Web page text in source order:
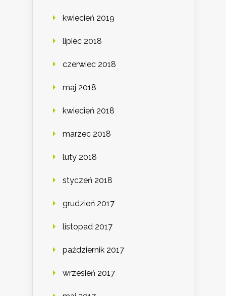
kwiecień 2019
lipiec 2018
czerwiec 2018
maj 2018
kwiecień 2018
marzec 2018
luty 2018
styczeń 2018
grudzień 2017
listopad 2017
październik 2017
wrzesień 2017